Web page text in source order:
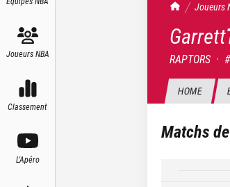
Joueurs NBA
Classement
L'Apéro
TrashTalk
Joueurs
Garrett
RAPTORS · #
HOME
Matchs de